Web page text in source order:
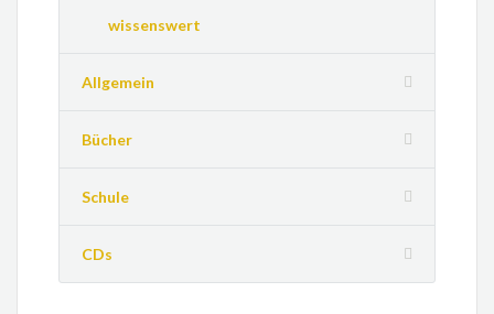
wissenswert
Allgemein
Bücher
Schule
CDs